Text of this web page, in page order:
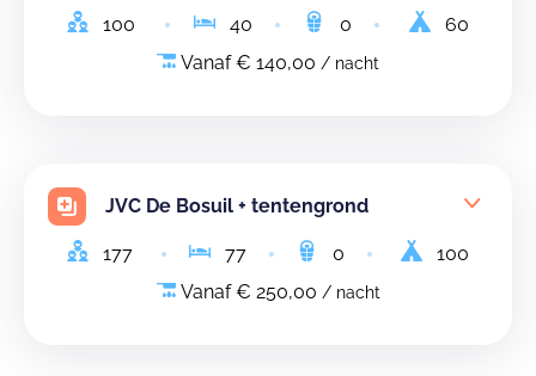
100 40 0
60
Vanaf € 140,00 / nacht
JVC De Bosuil + tentengrond
177 77 0
100
Vanaf € 250,00 / nacht